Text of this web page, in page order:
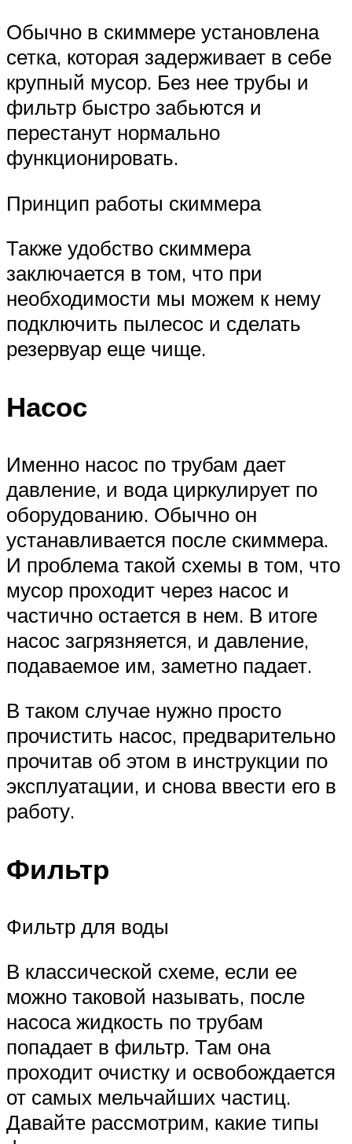
Обычно в скиммере установлена
сетка, которая задерживает в себе
крупный мусор. Без нее трубы и
фильтр быстро забьются и
перестанут нормально
функционировать.
Принцип работы скиммера
Также удобство скиммера
заключается в том, что при
необходимости мы можем к нему
подключить пылесос и сделать
резервуар еще чище.
Насос
Именно насос по трубам дает
давление, и вода циркулирует по
оборудованию. Обычно он
устанавливается после скиммера.
И проблема такой схемы в том, что
мусор проходит через насос и
частично остается в нем. В итоге
насос загрязняется, и давление,
подаваемое им, заметно падает.
В таком случае нужно просто
прочистить насос, предварительно
прочитав об этом в инструкции по
эксплуатации, и снова ввести его в
работу.
Фильтр
Фильтр для воды
В классической схеме, если ее
можно таковой называть, после
насоса жидкость по трубам
попадает в фильтр. Там она
проходит очистку и освобождается
от самых мельчайших частиц.
Давайте рассмотрим, какие типы